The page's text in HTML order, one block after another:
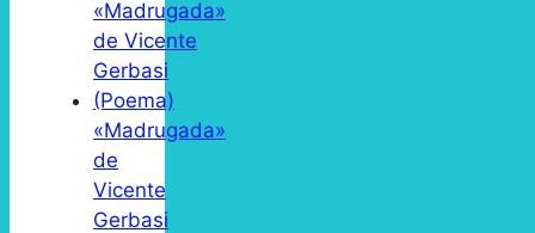
«Madrugada»
de
Vicente
Gerbasi